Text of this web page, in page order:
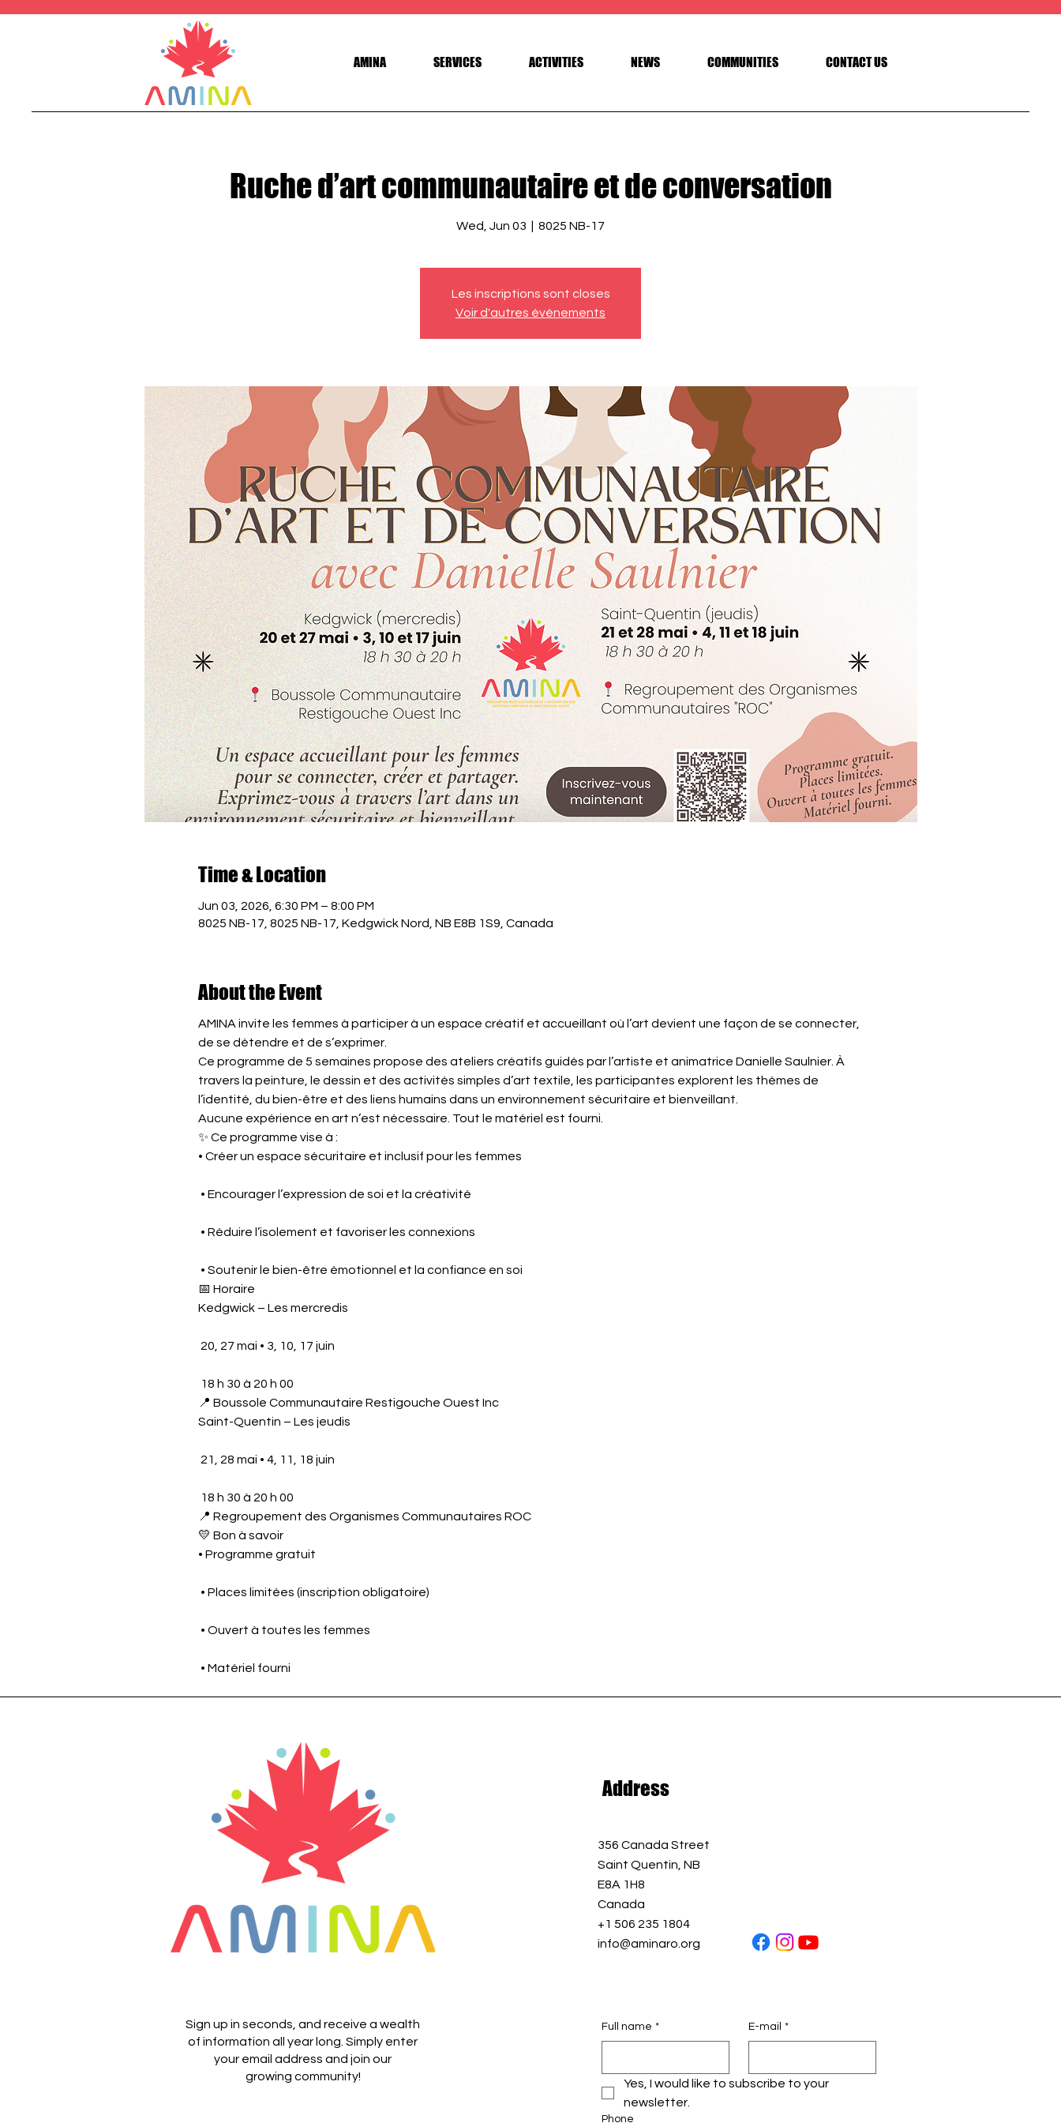
AMINA SERVICES ACTIVITIES NEWS COMMUNITIES CONTACT US
Ruche d’art communautaire et de conversation
Wed, Jun 03 8025 NB-17
Les inscriptions sont closes
Voir d'autres événements
Time & Location
Jun 03, 2026, 6:30 PM – 8:00 PM
8025 NB-17, 8025 NB-17, Kedgwick Nord, NB E8B 1S9, Canada
About the Event
AMINA invite les femmes à participer à un espace créatif et accueillant où l’art devient une façon de se connecter,
de se détendre et de s’exprimer.
Ce programme de 5 semaines propose des ateliers créatifs guidés par l’artiste et animatrice Danielle Saulnier. À
travers la peinture, le dessin et des activités simples d’art textile, les participantes explorent les thèmes de
l’identité, du bien-être et des liens humains dans un environnement sécuritaire et bienveillant.
Aucune expérience en art n’est nécessaire. Tout le matériel est fourni.
✨ Ce programme vise à :
• Créer un espace sécuritaire et inclusif pour les femmes
• Encourager l’expression de soi et la créativité
• Réduire l’isolement et favoriser les connexions
• Soutenir le bien-être émotionnel et la confiance en soi
📅 Horaire
Kedgwick – Les mercredis
20, 27 mai • 3, 10, 17 juin
18 h 30 à 20 h 00
📍 Boussole Communautaire Restigouche Ouest Inc
Saint-Quentin – Les jeudis
21, 28 mai • 4, 11, 18 juin
18 h 30 à 20 h 00
📍 Regroupement des Organismes Communautaires ROC
💛 Bon à savoir
• Programme gratuit
• Places limitées (inscription obligatoire)
• Ouvert à toutes les femmes
• Matériel fourni
Sign up in seconds, and receive a wealth
of information all year long. Simply enter
your email address and join our
growing community!
Address
356 Canada Street
Saint Quentin, NB
E8A 1H8
Canada
+1 506 235 1804
info@aminaro.org
Full name * E-mail *
Yes, I would like to subscribe to your
newsletter.
Phone